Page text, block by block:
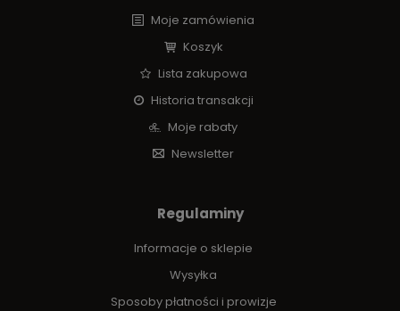
Moje zamówienia
Koszyk
Lista zakupowa
Historia transakcji
Moje rabaty
Newsletter
Regulaminy
Informacje o sklepie
Wysyłka
Sposoby płatności i prowizje